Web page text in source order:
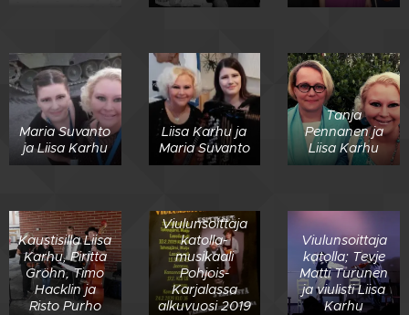
Maria Suvanto
ja Liisa Karhu
Liisa Karhu ja
Maria Suvanto
Tanja
Pennanen ja
Liisa Karhu
Kaustisilla Liisa
Karhu, Piritta
Gröhn, Timo
Hacklin ja
Risto Purho
Viulunsoittaja
katolla-
musikaali
Pohjois-
Karjalassa
alkuvuosi 2019
Viulunsoittaja
katolla; Tevje
Matti Turunen
ja viulisti Liisa
Karhu